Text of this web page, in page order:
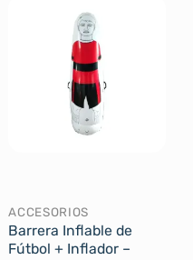
ACCESORIOS
Barrera Inflable de
Fútbol + Inflador –